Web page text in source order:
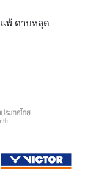
แพ้ ดาบหลุด